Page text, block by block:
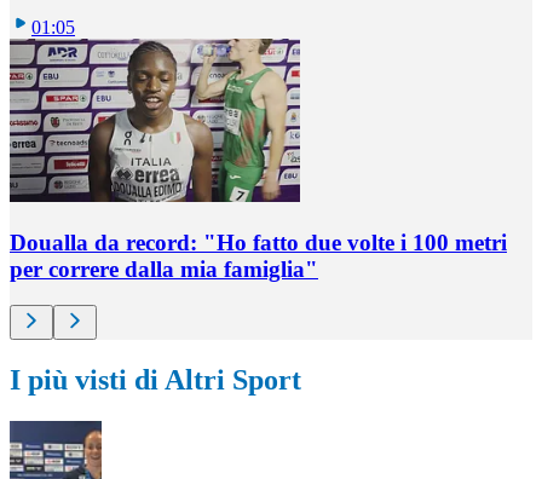
01:05
Doualla da record: "Ho fatto due volte i 100 metri
per correre dalla mia famiglia"
I più visti di Altri Sport